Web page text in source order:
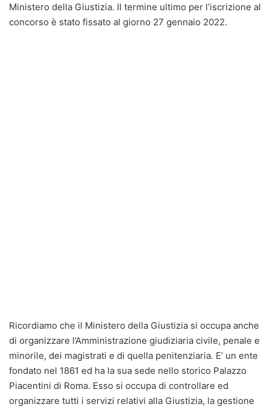
Ministero della Giustizia. Il termine ultimo per l’iscrizione al
concorso è stato fissato al giorno 27 gennaio 2022.
Ricordiamo che il Ministero della Giustizia si occupa anche
di organizzare l’Amministrazione giudiziaria civile, penale e
minorile, dei magistrati e di quella penitenziaria. E’ un ente
fondato nel 1861 ed ha la sua sede nello storico Palazzo
Piacentini di Roma. Esso si occupa di controllare ed
organizzare tutti i servizi relativi alla Giustizia, la gestione